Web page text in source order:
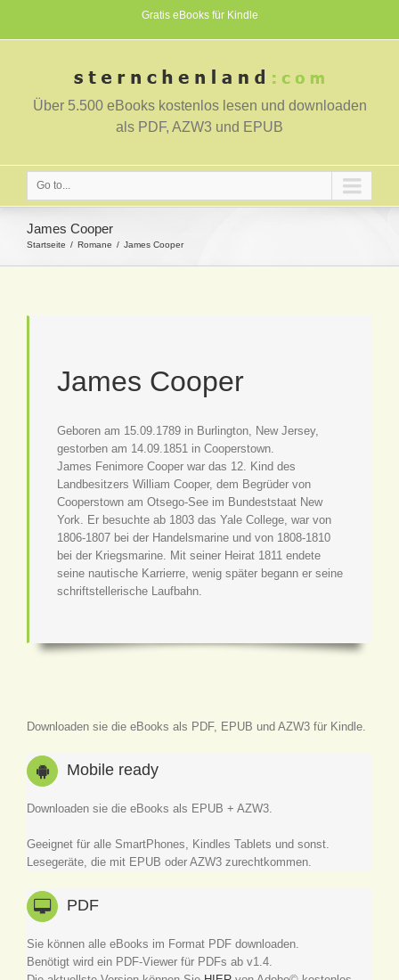
Gratis eBooks für Kindle
Über 5.500 eBooks kostenlos lesen und downloaden
als PDF, AZW3 und EPUB
Go to...
James Cooper
Startseite Romane James Cooper
James Cooper
Geboren am 15.09.1789 in Burlington, New Jersey,
gestorben am 14.09.1851 in Cooperstown.
James Fenimore Cooper war das 12. Kind des
Landbesitzers William Cooper, dem Begrüder von
Cooperstown am Otsego-See im Bundeststaat New
York. Er besuchte ab 1803 das Yale College, war von
1806-1807 bei der Handelsmarine und von 1808-1810
bei der Kriegsmarine. Mit seiner Heirat 1811 endete
seine nautische Karrierre, wenig später begann er seine
schriftstellerische Laufbahn.
Downloaden sie die eBooks als PDF, EPUB und AZW3 für Kindle.
Mobile ready
Downloaden sie die eBooks als EPUB + AZW3.
Geeignet für alle SmartPhones, Kindles Tablets und sonst.
Lesegeräte, die mit EPUB oder AZW3 zurechtkommen.
PDF
Sie können alle eBooks im Format PDF downloaden.
Benötigt wird ein PDF-Viewer für PDFs ab v1.4.